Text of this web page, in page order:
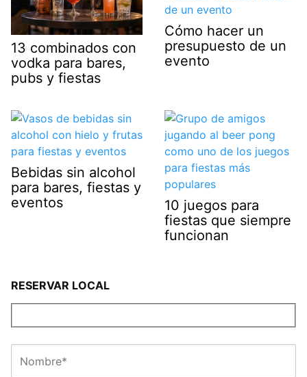
13 combinados con
vodka para bares,
pubs y fiestas
Cómo hacer un
presupuesto de un
evento
Bebidas sin alcohol
para bares, fiestas y
eventos
10 juegos para
fiestas que siempre
funcionan
RESERVAR LOCAL